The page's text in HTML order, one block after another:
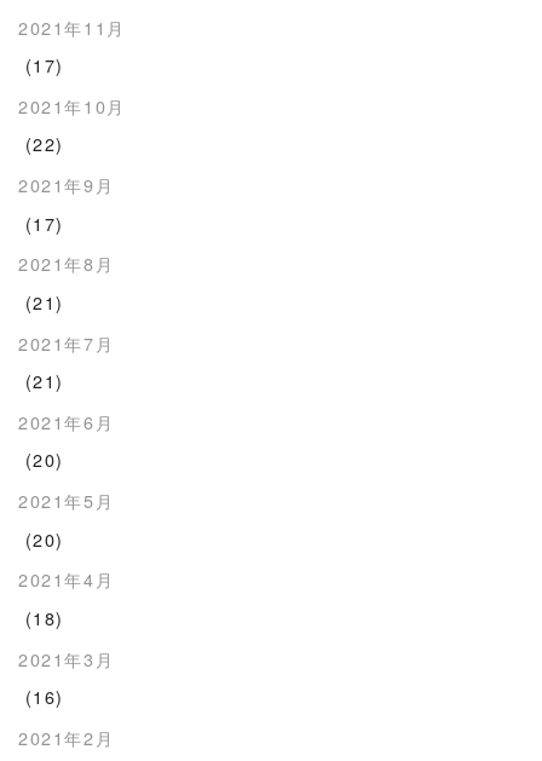
2021年11月
(17)
2021年10月
(22)
2021年9月
(17)
2021年8月
(21)
2021年7月
(21)
2021年6月
(20)
2021年5月
(20)
2021年4月
(18)
2021年3月
(16)
2021年2月